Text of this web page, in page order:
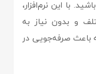
با این نرم‌افزار،
و بدون نیاز به
باعث صرفه‌جویی در